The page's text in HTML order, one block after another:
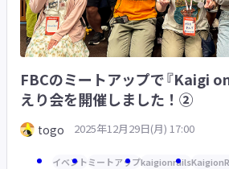
FBCのミートアップで『Kaigi
えり会を開催しました！②
togo 2025年12月29日(月) 17:00
イベントミートアップkaigionrails